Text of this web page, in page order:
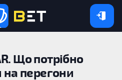
Що потрібно
на перегони